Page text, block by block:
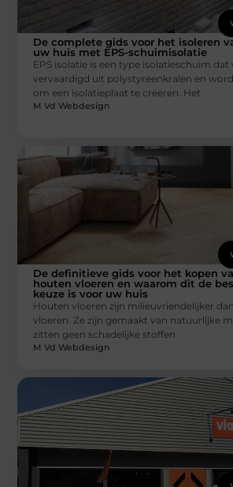
De complete gids voor het isoleren
uw huis met EPS-schuimisolatie
EPS isolatie is een type isolatieschuim dat
vervaardigd uit polystyreenkralen en
om een isolatieplaat te creëren. Het
M Vd Webdesign
De definitieve gids voor het kopen
houten vloeren en waarom dit de
keuze is voor uw huis
Houten vloeren zijn milieuvriendelijker
vloeren. Ze zijn gemaakt van natuurlijke
zitten geen schadelijke stoffen
M Vd Webdesign